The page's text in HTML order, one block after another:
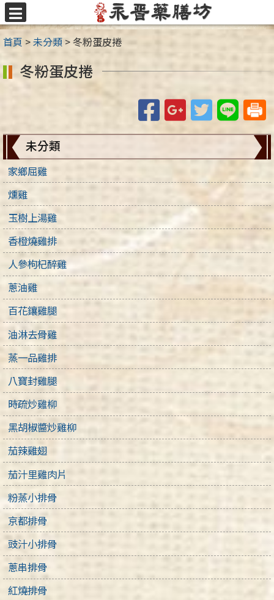
跳
至
主
要
內
容
首頁 >未分類 >冬粉蛋皮捲
未分類
家鄉屈雞
燻雞
玉樹上湯雞
香橙燒雞排
人參枸杞醉雞
蔥油雞
百花鑲雞腿
油淋去骨雞
蒸一品雞排
八寶封雞腿
時疏炒雞柳
黑胡椒醬炒雞柳
茄辣雞翅
茄汁里雞肉片
粉蒸小排骨
京都排骨
豉汁小排骨
蔥串排骨
紅燒排骨
冬粉蛋皮捲
FacebookGoogle+TwitterLine
選
單